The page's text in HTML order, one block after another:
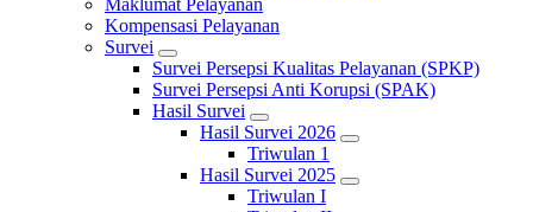
Maklumat Pelayanan
Kompensasi Pelayanan
Survei
Survei Persepsi Kualitas Pelayanan (SPKP)
Survei Persepsi Anti Korupsi (SPAK)
Hasil Survei
Hasil Survei 2026
Triwulan 1
Hasil Survei 2025
Triwulan I